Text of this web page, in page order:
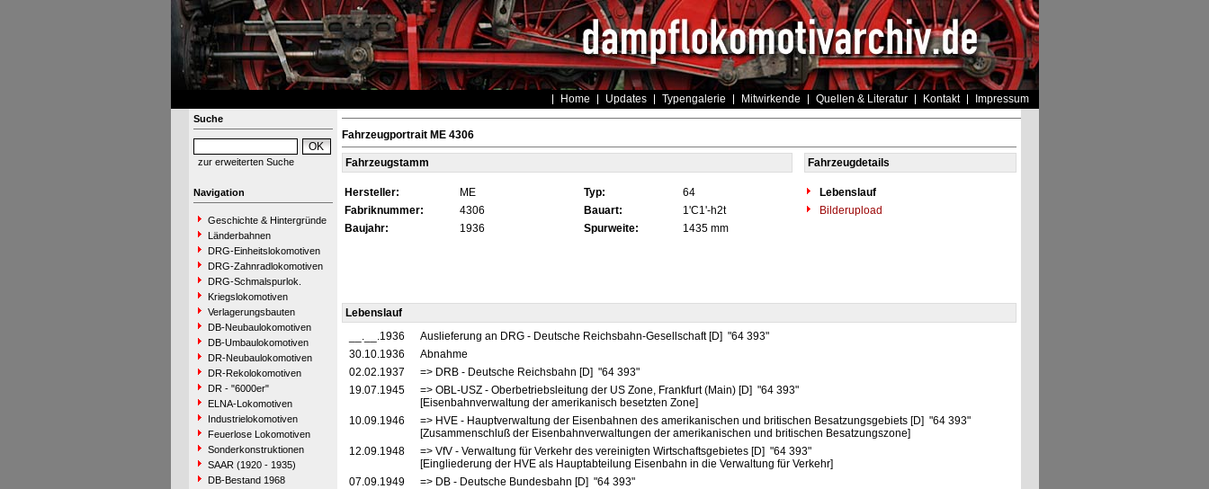
Home Updates Typengalerie Mitwirkende Quellen & Literatur Kontakt Impressum
Suche
zur erweiterten Suche
Navigation
Geschichte & Hintergründe
Länderbahnen
DRG-Einheitslokomotiven
DRG-Zahnradlokomotiven
DRG-Schmalspurlok.
Kriegslokomotiven
Verlagerungsbauten
DB-Neubaulokomotiven
DB-Umbaulokomotiven
DR-Neubaulokomotiven
DR-Rekolokomotiven
DR - "6000er"
ELNA-Lokomotiven
Industrielokomotiven
Feuerlose Lokomotiven
Sonderkonstruktionen
SAAR (1920 - 1935)
DB-Bestand 1968
Fahrzeugportrait ME 4306
Fahrzeugstamm Fahrzeugdetails
Hersteller: ME Typ: 64
Lebenslauf
Fabriknummer:
4306 Bauart: 1'C1'-h2t
Bilderupload
Baujahr:
1936 Spurweite: 1435 mm
Lebenslauf
__.__.1936
Auslieferung an DRG - Deutsche Reichsbahn-Gesellschaft [D] "64 393"
30.10.1936
Abnahme
02.02.1937
=> DRB - Deutsche Reichsbahn [D] "64 393"
19.07.1945
=> OBL-USZ - Oberbetriebsleitung der US Zone, Frankfurt (Main) [D] "64 393"
[Eisenbahnverwaltung der amerikanisch besetzten Zone]
10.09.1946
=> HVE - Hauptverwaltung der Eisenbahnen des amerikanischen und britischen Besatzungsgebiets [D] "64 393"
[Zusammenschluß der Eisenbahnverwaltungen der amerikanischen und britischen Besatzungszone]
12.09.1948
=> VfV - Verwaltung für Verkehr des vereinigten Wirtschaftsgebietes [D] "64 393"
[Eingliederung der HVE als Hauptabteilung Eisenbahn in die Verwaltung für Verkehr]
07.09.1949
=> DB - Deutsche Bundesbahn [D] "64 393"